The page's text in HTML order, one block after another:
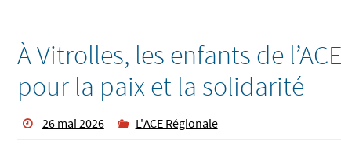
À Vitrolles, les enfants de
pour la paix et la solidarité
26 mai 2026 L'ACE Régionale